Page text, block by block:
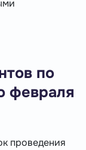
по
февраля
проведения